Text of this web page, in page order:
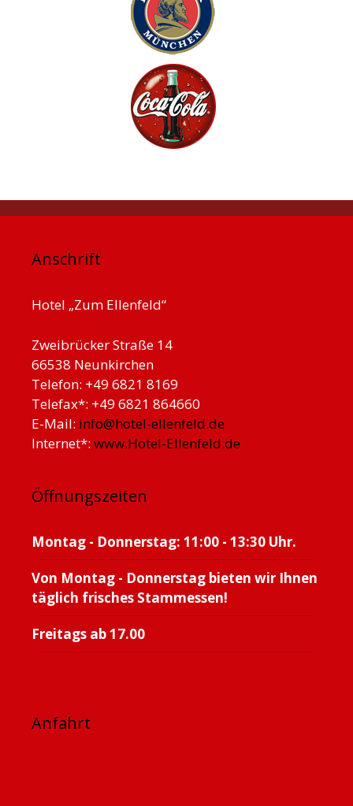
Anschrift
Hotel „Zum Ellenfeld“
Zweibrücker Straße 14
66538 Neunkirchen
Telefon: +49 6821 8169
Telefax*: +49 6821 864660
E-Mail: info@hotel-ellenfeld.de
Internet*: www.Hotel-Ellenfeld.de
Öffnungszeiten
Montag - Donnerstag: 11:00 - 13:30 Uhr.
Von Montag - Donnerstag bieten wir Ihnen
täglich frisches Stammessen!
Freitags ab 17.00
Anfahrt